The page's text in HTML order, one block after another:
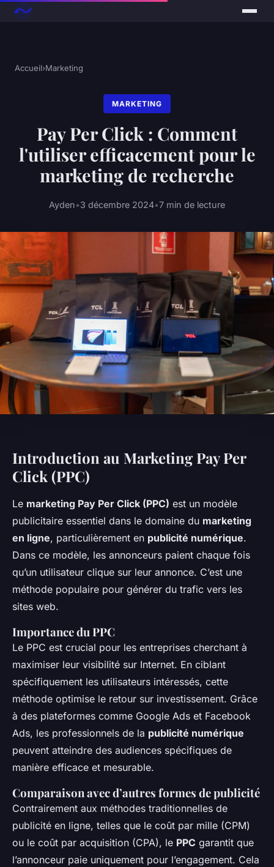
Accueil›Marketing
MARKETING
Pay Per Click : Comment
l'utiliser efficacement pour le
marketing de recherche
Ayden•3 décembre 2024•7 min de lecture
Introduction au Marketing Pay Per
Click (PPC)
Le marketing Pay Per Click (PPC) est un modèle
publicitaire essentiel dans le domaine du marketing
en ligne, particulièrement en publicité numérique.
Dans ce modèle, les annonceurs paient chaque fois
qu’un utilisateur clique sur leur annonce. C’est une
méthode populaire pour générer du trafic vers les
sites web.
Importance du PPC
Le PPC est crucial pour les entreprises cherchant à
maximiser leur visibilité sur Internet. En ciblant
spécifiquement les utilisateurs intéressés, cette
méthode optimise le retour sur investissement. Grâce
à des plateformes comme Google Ads et Facebook
Ads, les professionnels de la publicité numérique
peuvent atteindre des audiences spécifiques de
manière efficace et mesurable.
Comparaison avec d’autres formes de publicité
Contrairement aux méthodes traditionnelles de
publicité en ligne, telles que le coût par mille (CPM)
ou le coût par acquisition (CPA), le PPC garantit que
l’annonceur paie uniquement pour l’engagement. Cela